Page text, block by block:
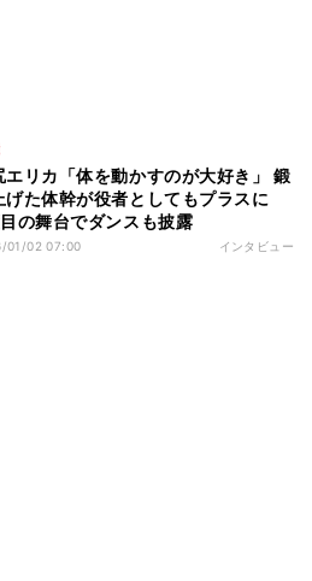
エリカ「体を動かすのが大好き」 鍛
げた体幹が役者としてもプラスに
の舞台でダンスも披露
01/02 07:00 インタビュー